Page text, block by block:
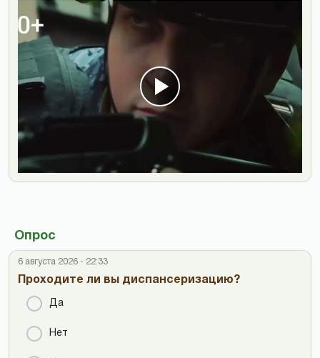
Опрос
6 августа 2026 - 22:33
Проходите ли вы диспансеризацию?
Да
Нет